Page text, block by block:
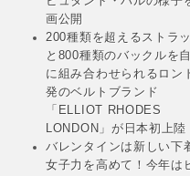
画公開
200種類を超えるストラ
と800種類のバックルを
に組み合わせられるロン
発のベルトブランド
「ELLIOT RHODES
LONDON」が日本初上陸
バレンタインは新しい下
女子力を高めて！今年は